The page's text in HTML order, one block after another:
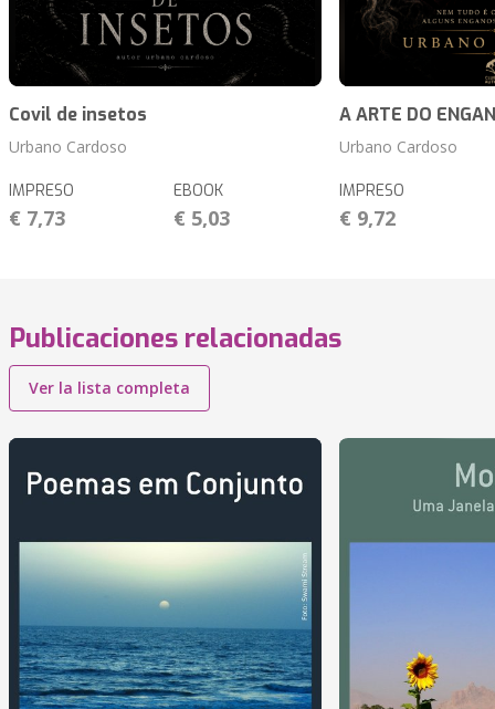
Covil de insetos
Urbano Cardoso
IMPRESO
€ 7,73
EBOOK
€ 5,03
A ARTE DO
Urbano Cardoso
IMPRESO
€ 9,72
Publicaciones relacionadas
Ver la lista completa